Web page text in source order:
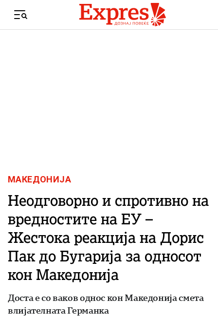
Menu
МАКЕДОНИЈА
Неодговорно и спротивно на
вредностите на ЕУ –
Жестока реакција на Дорис
Пак до Бугарија за односот
кон Македонија
Доста е со ваков однос кон Македонија смета
влијателната Германка